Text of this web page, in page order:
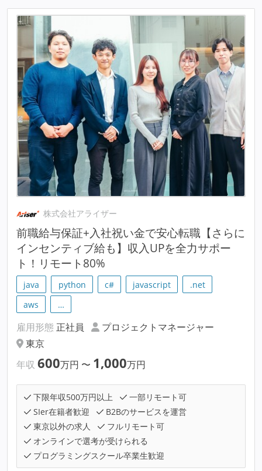
株式会社アライザー
前職給与保証+入社祝い金で安心転職【さらに
インセンティブ給も】収入UPを全力サポー
ト！リモート80%
java python c# javascript
.net
aws
…
雇用形態 正社員
プロジェクトマネージャー
東京
年収 600万円 〜 1,000万円
下限年収500万円以上
一部リモート可
SIer在籍者歓迎
B2Bのサービスを運営
東京以外の求人
フルリモート可
オンラインで選考が受けられる
プログラミングスクール卒業生歓迎